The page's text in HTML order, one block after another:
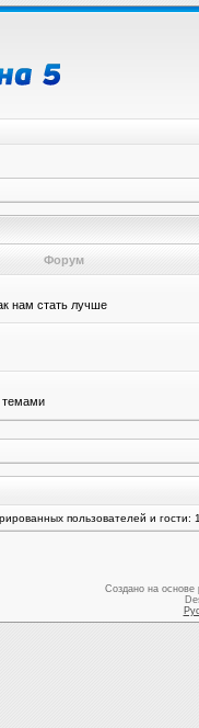
Форум
нам стать лучше
темами
пользователей и гости:
Создано на основе